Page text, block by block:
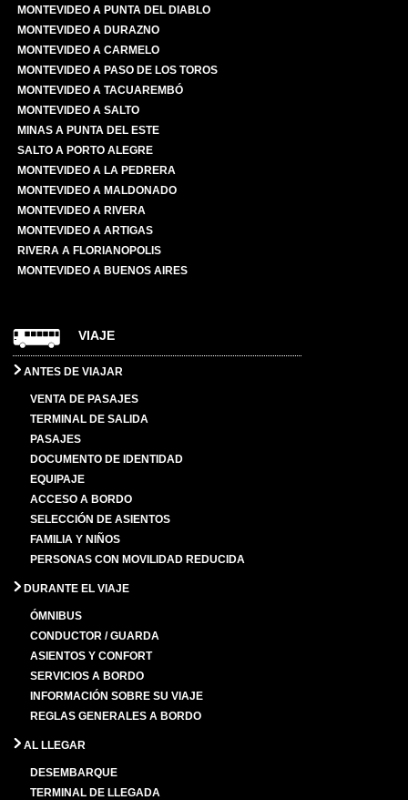
MONTEVIDEO A PUNTA DEL DIABLO
MONTEVIDEO A DURAZNO
MONTEVIDEO A CARMELO
MONTEVIDEO A PASO DE LOS TOROS
MONTEVIDEO A TACUAREMBÓ
MONTEVIDEO A SALTO
MINAS A PUNTA DEL ESTE
SALTO A PORTO ALEGRE
MONTEVIDEO A LA PEDRERA
MONTEVIDEO A MALDONADO
MONTEVIDEO A RIVERA
MONTEVIDEO A ARTIGAS
RIVERA A FLORIANOPOLIS
MONTEVIDEO A BUENOS AIRES
VIAJE
ANTES DE VIAJAR
VENTA DE PASAJES
TERMINAL DE SALIDA
PASAJES
DOCUMENTO DE IDENTIDAD
EQUIPAJE
ACCESO A BORDO
SELECCIÓN DE ASIENTOS
FAMILIA Y NIÑOS
PERSONAS CON MOVILIDAD REDUCIDA
DURANTE EL VIAJE
ÓMNIBUS
CONDUCTOR / GUARDA
ASIENTOS Y CONFORT
SERVICIOS A BORDO
INFORMACIÓN SOBRE SU VIAJE
REGLAS GENERALES A BORDO
AL LLEGAR
DESEMBARQUE
TERMINAL DE LLEGADA